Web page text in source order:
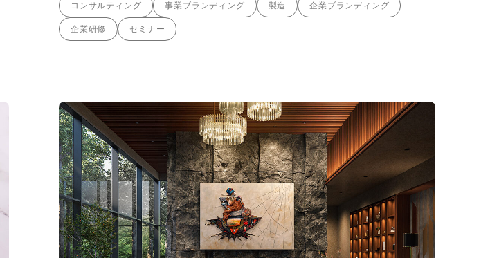
コンサルティング 事業ブランディング 製造 企業ブランディング
企業研修 セミナー